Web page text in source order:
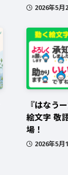
2026年5月
『はなう
絵文字 敬
場！
2026年5月